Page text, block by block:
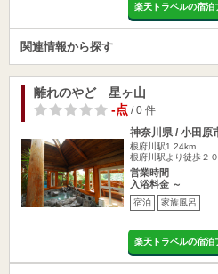
楽天トラベルの宿泊
関連情報から探す
離れのやど 星ヶ山
-点 / 0 件
神奈川県 / 小田原
根府川駅1.24km
根府川駅より徒歩２
営業時間
入浴料金 ～
宿泊 家族風呂
楽天トラベルの宿泊